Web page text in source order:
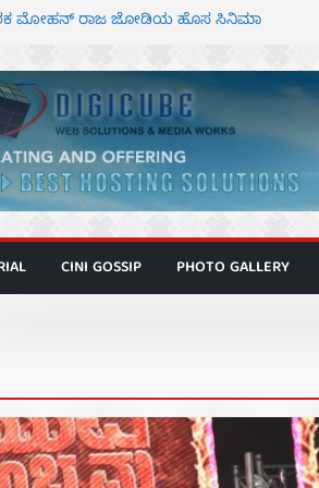
ಮೋಹನ್ ರಾಜ ಜೋಡಿಯ ಹೊಸ ಸಿನಿಮಾ
ಅಜೇಯಂ” ಹಾಡಿದ ದೃಶ್ಯ ವೈಭವ
ಅಭಿನಯದ ‘ಬಾಸ್’ ಚಿತ್ರ ತೆರೆಗೆ
ಮಿತ್ರ ಅಭಿನಯದ “ಮಹಾನ್” ಫಸ್ಟ್ ಲುಕ್
CINI GOSSIP PHOTO GALLERY